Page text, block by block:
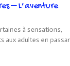
– L’aventure
à sensations,
aux adultes en